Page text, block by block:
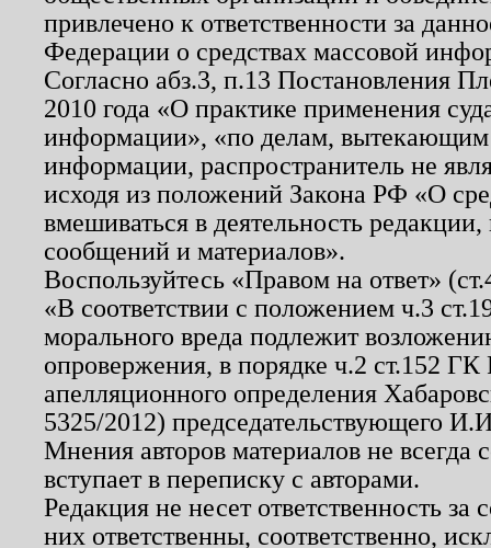
привлечено к ответственности за
Федерации о средствах массовой
Согласно абз.3, п.13 Постановления
2010 года «О практике применения
информации», «по делам, вытекающим
информации, распространитель не
исходя из положений Закона РФ «О
вмешиваться в деятельность
сообщений и материалов».
Воспользуйтесь «Правом на ответ»
«В соответствии с положением ч.3
морального вреда подлежит
опровержения, в порядке ч.2 ст.152
апелляционного определения
5325/2012) председательствующего
Мнения авторов материалов не
вступает в переписку с авторами.
Редакция не несет ответственность
них ответственны, соответственно,